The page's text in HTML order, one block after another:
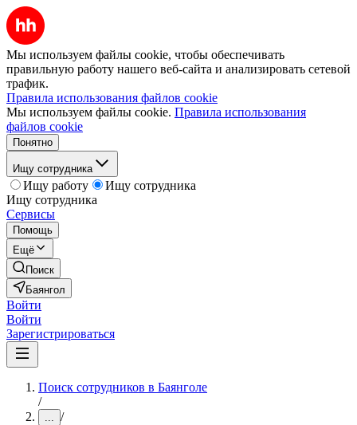
Мы используем файлы cookie, чтобы обеспечивать
правильную работу нашего веб-сайта и анализировать сетевой
трафик.
Правила использования файлов cookie
Мы используем файлы cookie. Правила использования
файлов cookie
Понятно
Ищу сотрудника
Ищу работу
Ищу сотрудника
Ищу сотрудника
Сервисы
Помощь
Ещё
Поиск
Баянгол
Войти
Войти
Зарегистрироваться
Поиск сотрудников в Баянголе
/
... /